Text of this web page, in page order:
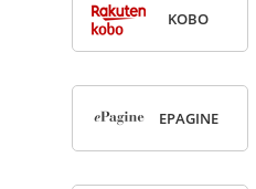
KOBO
EPA­GINE